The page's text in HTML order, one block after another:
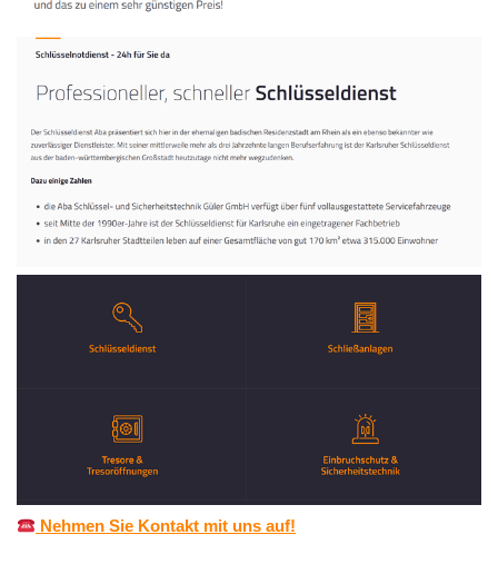
Nehmen Sie Kontakt mit uns auf!